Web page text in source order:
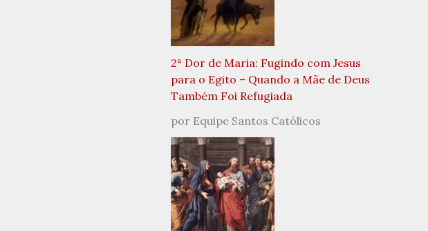
2ª Dor de Maria: Fugindo com Jesus
para o Egito – Quando a Mãe de Deus
Também Foi Refugiada
por Equipe Santos Católicos